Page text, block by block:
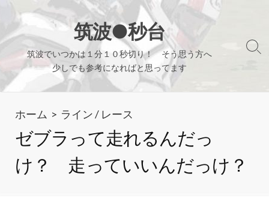
テ
ン
ツ
筑波●秒台
筑波でいつかは１分１０秒切り！ そう思う方へ
少しでも参考になればと思ってます
検
り
ホーム > ライン/ レース
ゼブラって走れるんだっ
け？ 走っていいんだっけ？